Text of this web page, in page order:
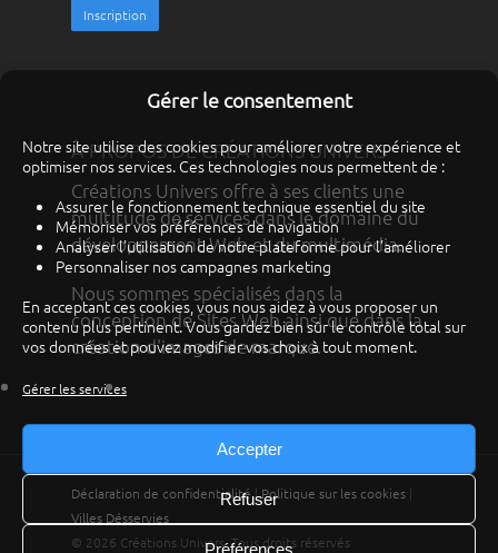
Gérer le consentement
Notre site utilise des cookies pour améliorer votre expérience et
optimiser nos services. Ces technologies nous permettent de :
Assurer le fonctionnement technique essentiel du site
Mémoriser vos préférences de navigation
Analyser l'utilisation de notre plateforme pour l'améliorer
Personnaliser nos campagnes marketing
En acceptant ces cookies, vous nous aidez à vous proposer un
contenu plus pertinent. Vous gardez bien sûr le contrôle total sur
vos données et pouvez modifier vos choix à tout moment.
Gérer les services
Accepter
Refuser
Préférences
À PROPOS DE CRÉATIONS UNIVERS
Créations Univers offre à ses clients une
multitude de services dans le domaine du
développement Web et du multimédia.
Nous sommes spécialisés dans la
conception de Sites Web ainsi que dans la
création d'images de marque.
Déclaration de confidentialité|Politique sur les cookies |
Villes Désservies
© 2026 Créations Univers. Tous droits réservés